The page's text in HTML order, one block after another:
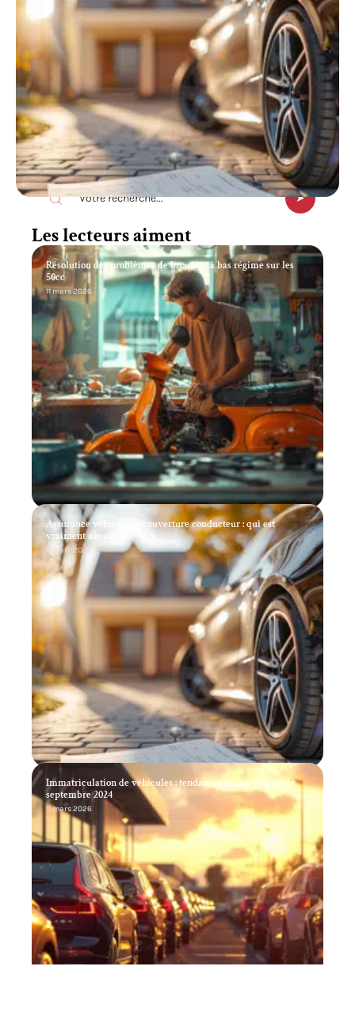
Recherche
Les lecteurs aiment
Résolution des problèmes de broutage à bas régime sur les
50cc
11 mars 2026
Assurance véhicule et couverture conducteur : qui est
vraiment assuré ?
11 mars 2026
Immatriculation de véhicules : tendances et statistiques de
septembre 2024
11 mars 2026